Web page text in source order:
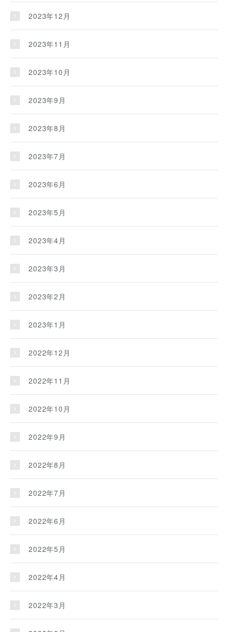
2023年12月
2023年11月
2023年10月
2023年9月
2023年8月
2023年7月
2023年6月
2023年5月
2023年4月
2023年3月
2023年2月
2023年1月
2022年12月
2022年11月
2022年10月
2022年9月
2022年8月
2022年7月
2022年6月
2022年5月
2022年4月
2022年3月